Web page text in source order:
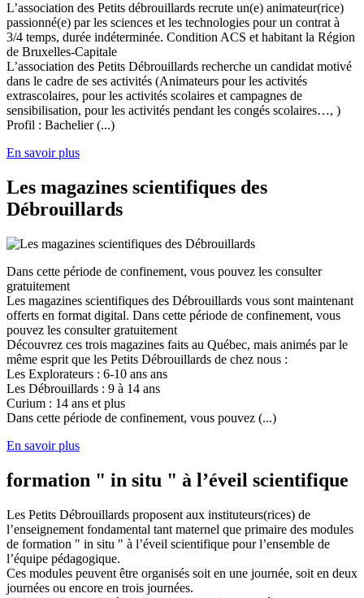
L’association des Petits débrouillards recrute un(e) animateur(rice)
passionné(e) par les sciences et les technologies pour un contrat à
3/4 temps, durée indéterminée. Condition ACS et habitant la Région
de Bruxelles-Capitale
L’association des Petits Débrouillards recherche un candidat motivé
dans le cadre de ses activités (Animateurs pour les activités
extrascolaires, pour les activités scolaires et campagnes de
sensibilisation, pour les activités pendant les congés scolaires…, )
Profil : Bachelier (...)
En savoir plus
Les magazines scientifiques des
Débrouillards
Dans cette période de confinement, vous pouvez les consulter
gratuitement
Les magazines scientifiques des Débrouillards vous sont maintenant
offerts en format digital. Dans cette période de confinement, vous
pouvez les consulter gratuitement
Découvrez ces trois magazines faits au Québec, mais animés par le
même esprit que les Petits Débrouillards de chez nous :
Les Explorateurs : 6-10 ans ans
Les Débrouillards : 9 à 14 ans
Curium : 14 ans et plus
Dans cette période de confinement, vous pouvez (...)
En savoir plus
formation " in situ " à l’éveil scientifique
Les Petits Débrouillards proposent aux instituteurs(rices) de
l’enseignement fondamental tant maternel que primaire des modules
de formation " in situ " à l’éveil scientifique pour l’ensemble de
l’équipe pédagogique.
Ces modules peuvent être organisés soit en une journée, soit en deux
journées ou encore en trois journées.